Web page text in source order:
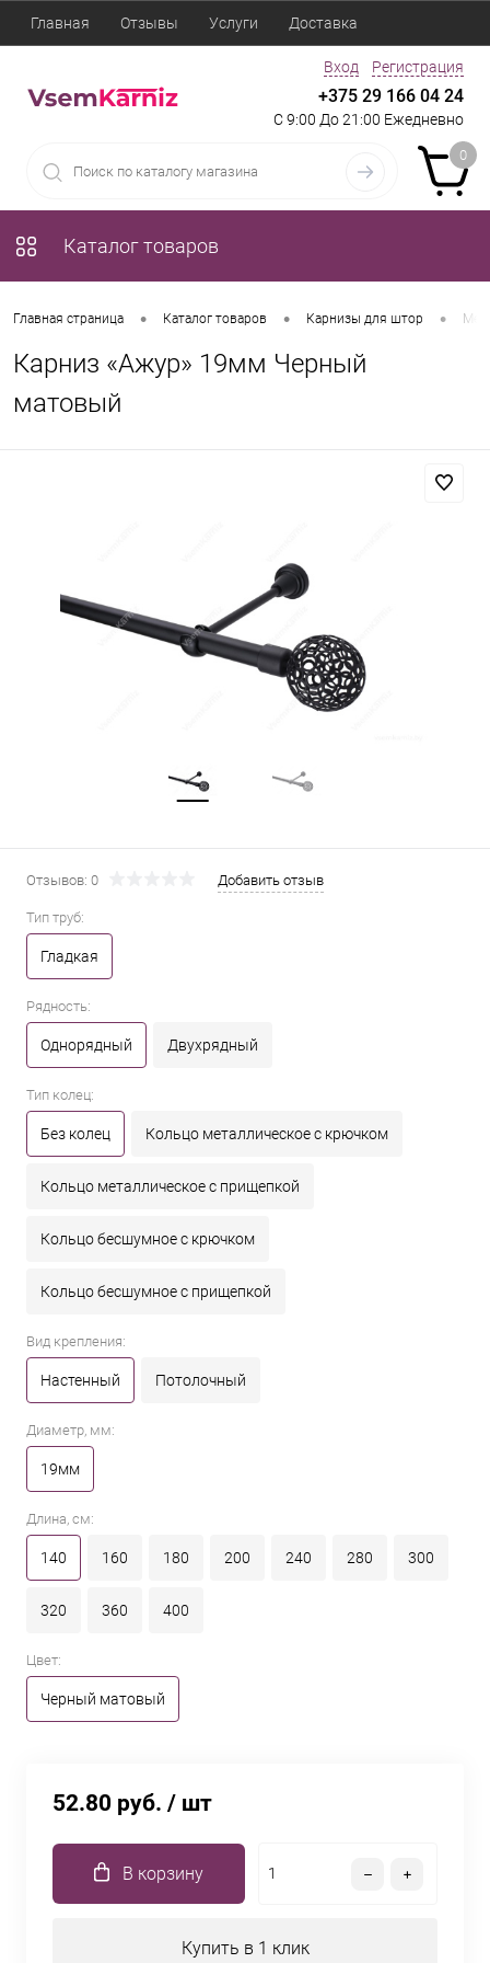
Главная Отзывы Услуги Доставка
Вход Регистрация
+375 29 166 04 24
С 9:00 До 21:00 Ежедневно
0
Каталог товаров
Главная страница • Каталог товаров • Карнизы для штор •
Карниз «Ажур» 19мм Черный
матовый
Отзывов: 0 Добавить отзыв
Тип труб:
Гладкая
Рядность:
Однорядный Двухрядный
Тип колец:
Без колец Кольцо металлическое с крючком
Кольцо металлическое с прищепкой
Кольцо бесшумное с крючком
Кольцо бесшумное с прищепкой
Вид крепления:
Настенный Потолочный
Диаметр, мм:
19мм
Длина, см:
140 160 180 200 240 280 300
320 360 400
Цвет:
Черный матовый
52.80 руб. / шт
В корзину
Купить в 1 клик